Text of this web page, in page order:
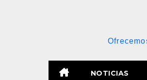
NOTICIAS